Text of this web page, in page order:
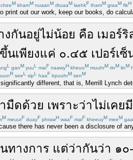
cheeM khamM nuaanM dtuaaM laehkF thamM graaM fikH
print out our work, keep our books, do
งกันอยู่ไม่น้อย คือ เมอร์
นเพียงแค่ ๐.๔๕ เปอร์เซ็
L ganM yuuL maiF naawyH kheuuM muuhrM rinM linM
R seeL sipL haaF bpuuhrM senM
different, that is, Merrill Lynch
มืดด้วย เพราะว่าไม่เคยมี
M meuutF duayF phrawH waaF maiF kheeuyM meeM
there has never been a disclosure of
นทางการ แต่ว่ากันว่า ๑๐-